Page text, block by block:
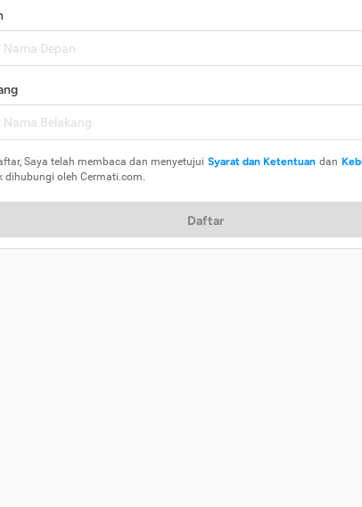
Saya telah membaca dan menyetujui Syarat dan Ketentuan dan
dihubungi oleh Cermati.com.
Daftar